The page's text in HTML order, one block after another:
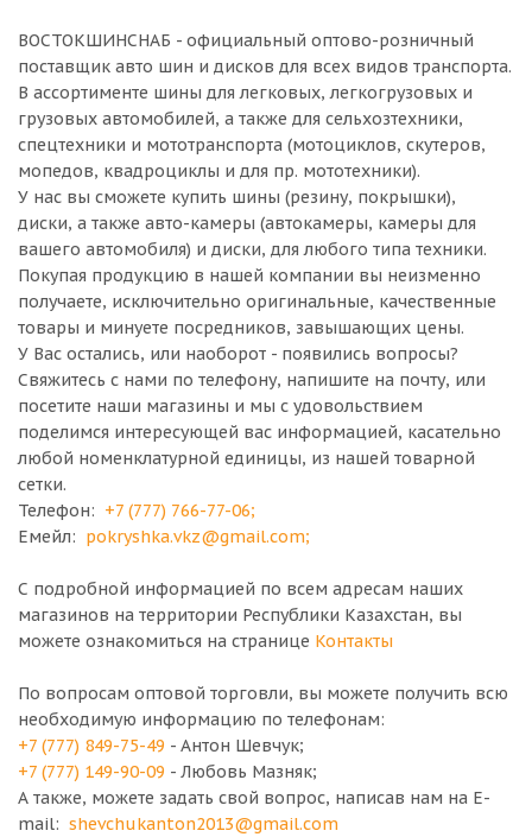
ВОСТОКШИНСНАБ - официальный оптово-розничный
поставщик авто шин и дисков для всех видов транспорта.
В ассортименте шины для легковых, легкогрузовых и
грузовых автомобилей, а также для сельхозтехники,
спецтехники и мототранспорта (мотоциклов, скутеров,
мопедов, квадроциклы и для пр. мототехники).
У нас вы сможете купить шины (резину, покрышки),
диски, а также авто-камеры (автокамеры, камеры для
вашего автомобиля) и диски, для любого типа техники.
Покупая продукцию в нашей компании вы неизменно
получаете, исключительно оригинальные, качественные
товары и минуете посредников, завышающих цены.
У Вас остались, или наоборот - появились вопросы?
Свяжитесь с нами по телефону, напишите на почту, или
посетите наши магазины и мы с удовольствием
поделимся интересующей вас информацией, касательно
любой номенклатурной единицы, из нашей товарной
сетки.
Телефон: +7 (777) 766-77-06;
Емейл: pokryshka.vkz@gmail.com;
С подробной информацией по всем адресам наших
магазинов на территории Республики Казахстан, вы
можете ознакомиться на странице Контакты
По вопросам оптовой торговли, вы можете получить всю
необходимую информацию по телефонам:
+7 (777) 849-75-49 - Антон Шевчук;
+7 (777) 149-90-09 - Любовь Мазняк;
А также, можете задать свой вопрос, написав нам на E-
mail: shevchukanton2013@gmail.com